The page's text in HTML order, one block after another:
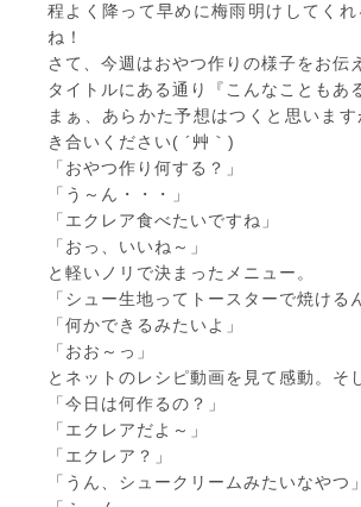
程よく降って早めに梅雨明けしてく
ね！
さて、今週はおやつ作りの様子をお伝
タイトルにある通り『こんなこともあ
まぁ、あらかた予想はつくと思いま
き合いください( ´艸｀)
「おやつ作り何する？」
「う～ん・・・」
「エクレア食べたいですね」
「おっ、いいね～」
と軽いノリで決まったメニュー。
「シュー生地ってトースターで焼ける
「何かできるみたいよ」
「おお～っ」
とネットのレシピ動画を見て感動。そ
「今日は何作るの？」
「エクレアだよ～」
「エクレア？」
「うん、シュークリームみたいなやつ」